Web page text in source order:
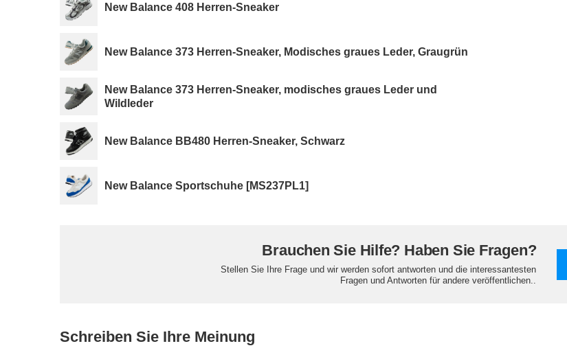
New Balance 408 Herren-Sneaker
New Balance 373 Herren-Sneaker, Modisches graues Leder, Graugrün
New Balance 373 Herren-Sneaker, modisches graues Leder und
Wildleder
New Balance BB480 Herren-Sneaker, Schwarz
New Balance Sportschuhe [MS237PL1]
Brauchen Sie Hilfe? Haben Sie Fragen?
Stellen Sie Ihre Frage und wir werden sofort antworten und die interessantesten
Fragen und Antworten für andere veröffentlichen..
Schreiben Sie Ihre Meinung